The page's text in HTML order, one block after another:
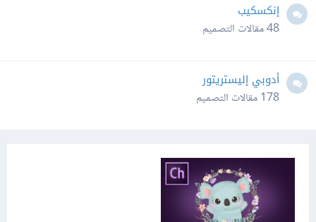
إنكسكيب
48مقالات التصميم
أدوبي إليستريتور
178مقالات التصميم